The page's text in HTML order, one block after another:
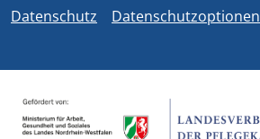
Datenschutz Datenschutzoptionen